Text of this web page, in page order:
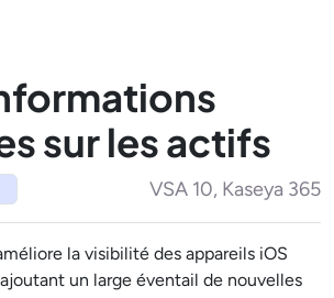
sur les actifs
VSA 10, Kaseya 365
la visibilité des appareils iOS
un large éventail de nouvelles